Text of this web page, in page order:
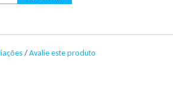
/Avalie este produto